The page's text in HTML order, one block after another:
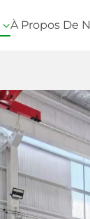
À Propos De